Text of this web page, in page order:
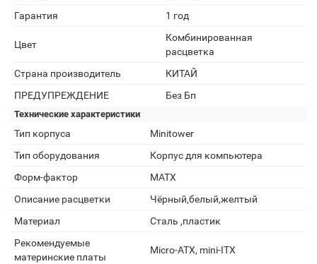
Гарантия
1 год
Цвет
Комбинированная
расцветка
Страна производитель
КИТАЙ
ПРЕДУПРЕЖДЕНИЕ
Без Бп
Технические характеристики
Тип корпуса
Minitower
Тип оборудования
Корпус для компьютера
Форм-фактор
MATX
Описание расцветки
Чёрный,белый,желтый
Материал
Сталь ,пластик
Рекомендуемые
материнские платы
Micro-ATX, mini-ITX